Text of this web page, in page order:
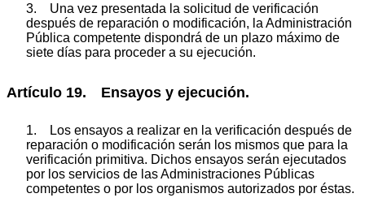
3. Una vez presentada la solicitud de verificación
después de reparación o modificación, la Administración
Pública competente dispondrá de un plazo máximo de
siete días para proceder a su ejecución.
Artículo 19. Ensayos y ejecución.
1. Los ensayos a realizar en la verificación después de
reparación o modificación serán los mismos que para la
verificación primitiva. Dichos ensayos serán ejecutados
por los servicios de las Administraciones Públicas
competentes o por los organismos autorizados por éstas.